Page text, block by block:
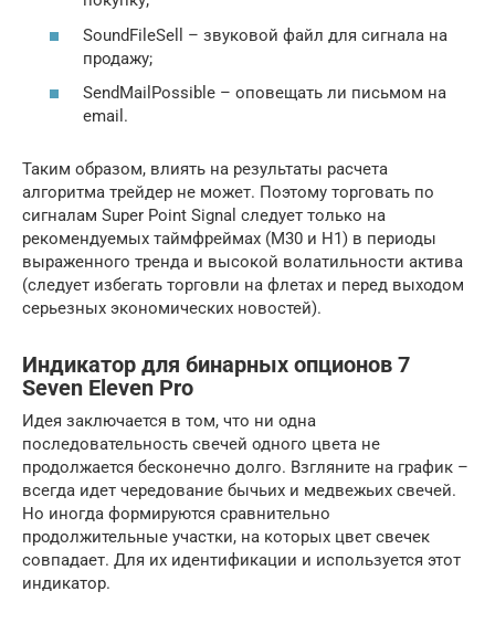
SoundFileSell – звуковой файл для сигнала на
продажу;
SendMailPossible – оповещать ли письмом на
email.
Таким образом, влиять на результаты расчета
алгоритма трейдер не может. Поэтому торговать по
сигналам Super Point Signal следует только на
рекомендуемых таймфреймах (M30 и H1) в периоды
выраженного тренда и высокой волатильности актива
(следует избегать торговли на флетах и перед выходом
серьезных экономических новостей).
Индикатор для бинарных опционов 7
Seven Eleven Pro
Идея заключается в том, что ни одна
последовательность свечей одного цвета не
продолжается бесконечно долго. Взгляните на график –
всегда идет чередование бычьих и медвежьих свечей.
Но иногда формируются сравнительно
продолжительные участки, на которых цвет свечек
совпадает. Для их идентификации и используется этот
индикатор.